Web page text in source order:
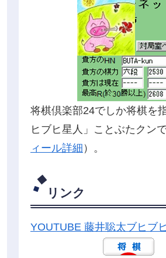
将棋倶楽部24でしか将棋を
ヒブヒ星人」ことぶたクン
ィール詳細 ）。
リンク
YOUTUBE 藤井聡太ブヒブ